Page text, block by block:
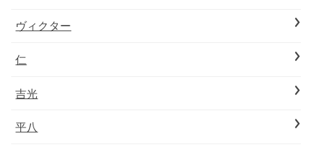
ヴィクター
仁
吉光
平八